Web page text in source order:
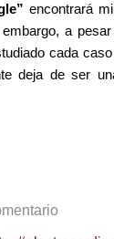
encontrará
a
cada
deja de ser